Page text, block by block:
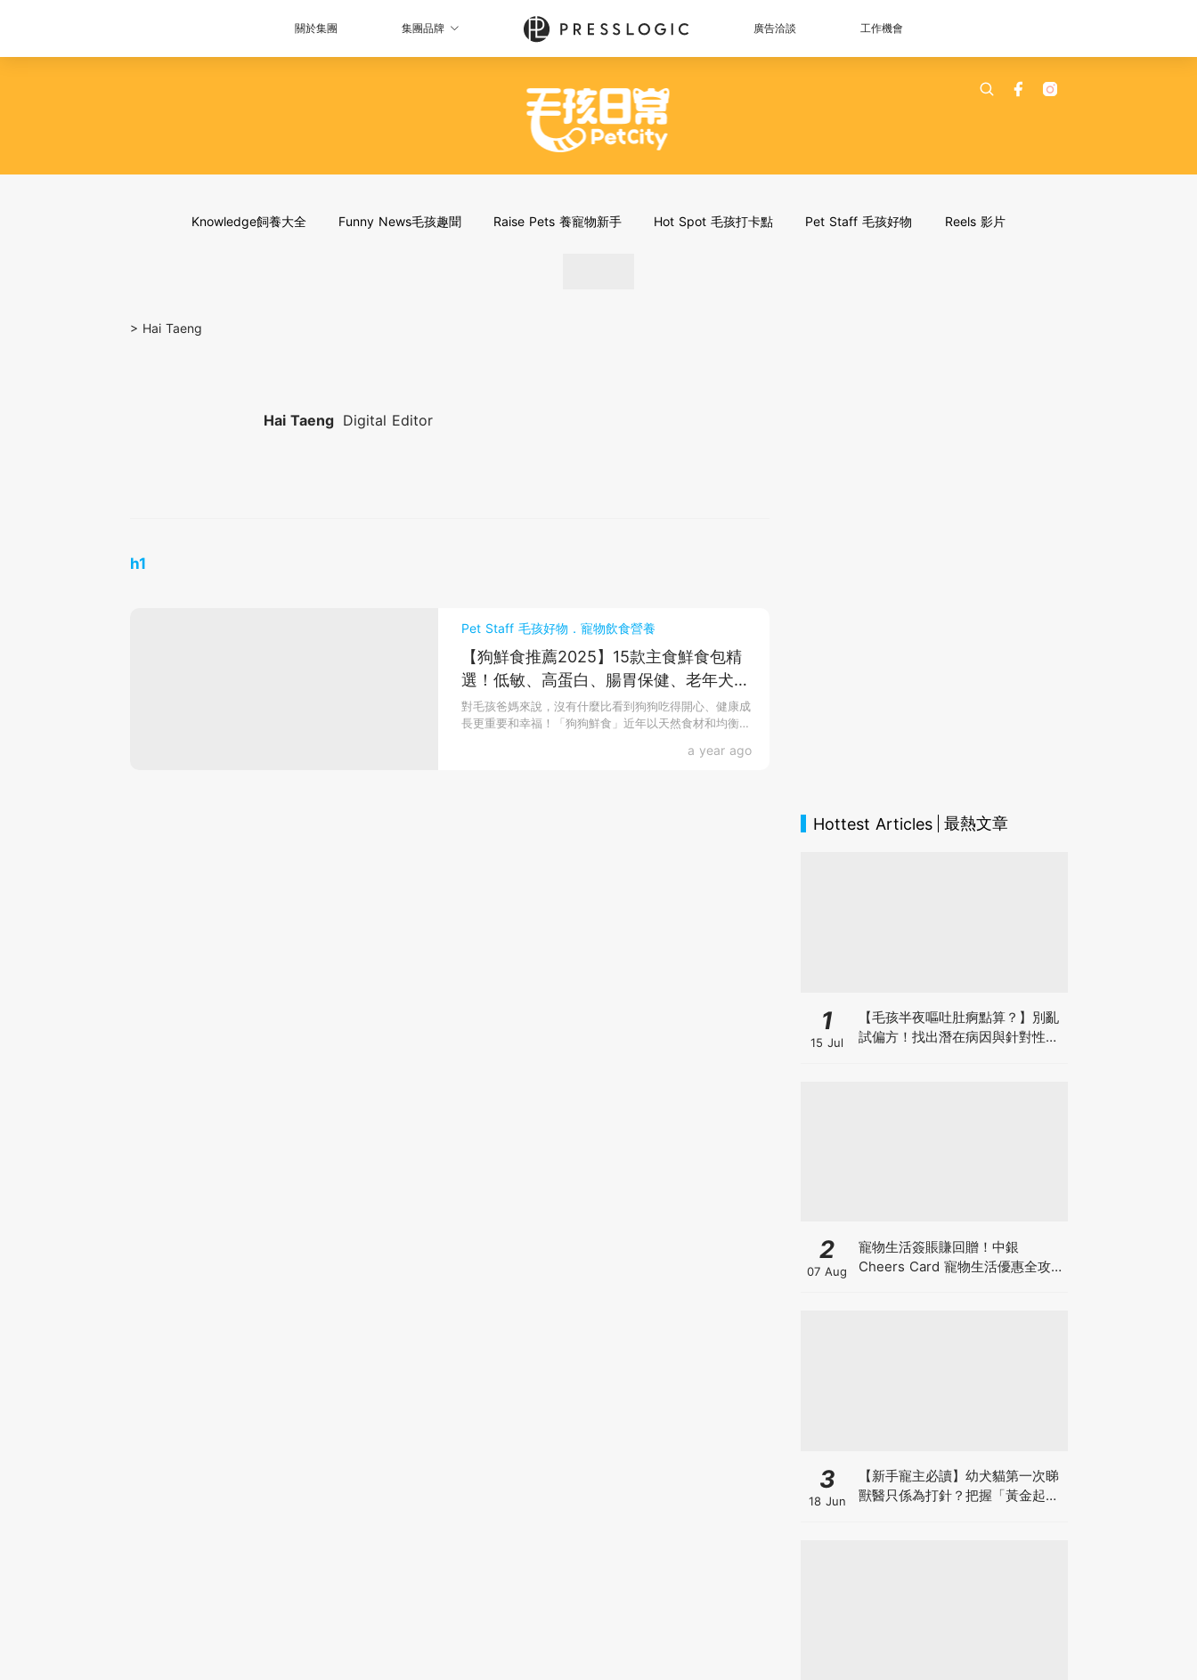
關於集團 集團品牌 廣告洽談 工作機會
Knowledge飼養大全 Funny News毛孩趣聞 Raise Pets 養寵物新手 Hot Spot 毛孩打卡點 Pet Staff 毛孩好物 Reels 影片
> Hai Taeng
Hai Taeng Digital Editor
h1
Pet Staff 毛孩好物．寵物飲食營養
【狗鮮食推薦2025】15款主食鮮食包精
選！低敏、高蛋白、腸胃保健、老年犬營
養一次看懂！附選購＋保存貼士
對毛孩爸媽來說，沒有什麼比看到狗狗吃得開心、健康成
長更重要和幸福！「狗狗鮮食」近年以天然食材和均衡營
a year ago
Hottest Articles 最熱文章
1
15 Jul
【毛孩半夜嘔吐肚痾點算？】別亂
試偏方！找出潛在病因與針對性營
2
07 Aug
寵物生活簽賬賺回贈！中銀
Cheers Card 寵物生活優惠全攻
3
18 Jun
【新手寵主必讀】幼犬貓第一次睇
獸醫只係為打針？把握「黃金起跑